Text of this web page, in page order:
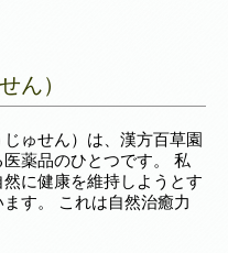
ん）
ゅせん）は、漢方百草園
薬品のひとつです。 私
に健康を維持しようとす
す。 これは自然治癒力